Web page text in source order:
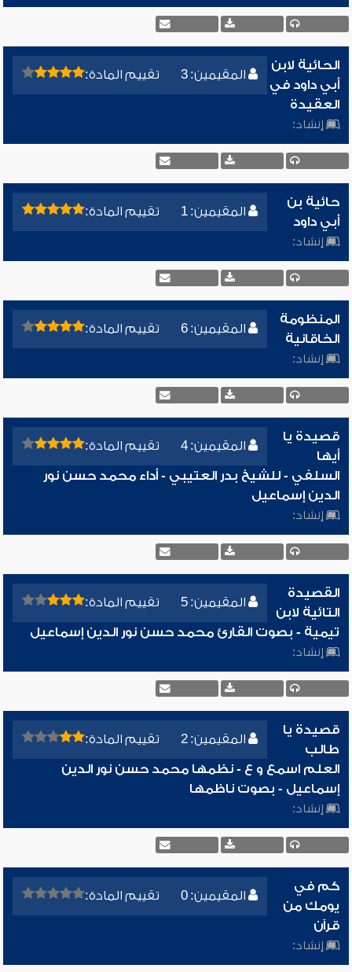
المقيمين: 3 تقييم المادة:
الحائية لابن
أبي داود في
العقيدة
إنشاد:
المقيمين: 1 تقييم المادة:
حائية بن
أبي داود
إنشاد:
المقيمين: 6 تقييم المادة:
المنظومة
الخاقانية
إنشاد:
المقيمين: 4 تقييم المادة:
قصيدة يا
أيها
السلفي - للشيخ بدر العتيبي - أداء محمد حسن نور
الدين إسماعيل
إنشاد:
المقيمين: 5 تقييم المادة:
القصيدة
التائية لابن
تيمية - بصوت القارئ محمد حسن نور الدين إسماعيل
إنشاد:
المقيمين: 2 تقييم المادة:
قصيدة يا
طالب
العلم اسمع و ع - نظمها محمد حسن نور الدين
إسماعيل - بصوت ناظمها
إنشاد:
المقيمين: 0 تقييم المادة:
كم في
يومك من
قرآن
إنشاد: